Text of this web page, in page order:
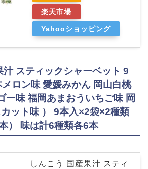
楽天市場
Yahooショッピング
汁 スティックシャーベット 9
ロン味 愛媛みかん 岡山白桃
ー味 福岡あまおういちご味 岡
ット味 ） 9本入×2袋×2種類
） 味は計6種類各6本
しんこう 国産果汁 スティ